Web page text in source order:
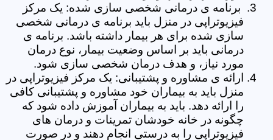
برنامه ی درمانی شخصی سازی شده: یک مرکز
فیزیوتراپی در منزل باید برنامه ی درمانی شخصی
سازی شده برای هر بیمار داشته باشد. برنامه ی
درمانی باید بر اساس وضعیت بیمار، نوع درمان
مورد نیاز، و هدف درمان شخصی سازی شود.
ارائه ی مشاوره و پشتیبانی: یک مرکز فیزیوتراپی در
منزل باید به بیماران خود مشاوره و پشتیبانی کافی
را ارائه دهد. باید به بیماران آموزش داده شود که
چگونه در خانه خودشان تمرینات و درمان های
فیزیوتراپی را به درستی انجام دهند و در صورت